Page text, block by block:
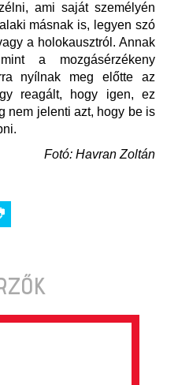
ami saját személyén
másnak is, legyen szó
a holokausztról. Annak
a mozgásérzékeny
nyílnak meg előtte az
reagált, hogy igen, ez
nem jelenti azt, hogy be is
Fotó: Havran Zoltán